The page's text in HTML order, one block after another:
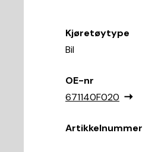
Kjøretøytype
Bil
OE-nr
671140F020
Artikkelnummer